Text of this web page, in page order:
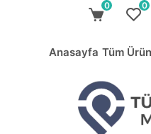
0 0
Anasayfa Tüm